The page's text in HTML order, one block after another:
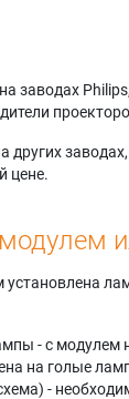
заводах,
цене.
- с модулем
на голые
-